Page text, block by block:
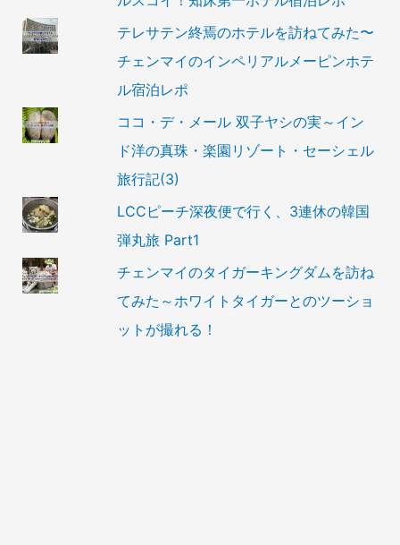
テレサテン終焉のホテルを訪ねてみた〜
チェンマイのインペリアルメーピンホテ
ル宿泊レポ
ココ・デ・メール 双子ヤシの実～イン
ド洋の真珠・楽園リゾート・セーシェル
旅行記(3)
LCCピーチ深夜便で行く、3連休の韓国
弾丸旅 Part1
チェンマイのタイガーキングダムを訪ね
てみた～ホワイトタイガーとのツーショ
ットが撮れる！